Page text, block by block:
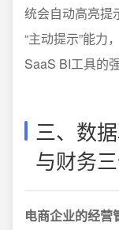
统会自动高亮提
“主动提示”能力
SaaS BI工具的强
三、数
与财务
电商企业的经营